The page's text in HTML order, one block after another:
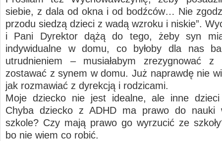
siebie, z dala od okna i od bodźców… Nie
przodu siedzą dzieci z wadą wzroku i niskie”.
i Pani Dyrektor dążą do tego, żeby syn
indywidualne w domu, co byłoby dla nas
utrudnieniem – musiałabym zrezygnować z
zostawać z synem w domu. Już naprawdę nie
jak rozmawiać z dyrekcją i rodzicami.
Moje dziecko nie jest idealne, ale inne
Chyba dziecko z ADHD ma prawo do nauki
szkole? Czy mają prawo go wyrzucić ze
bo nie wiem co robić.